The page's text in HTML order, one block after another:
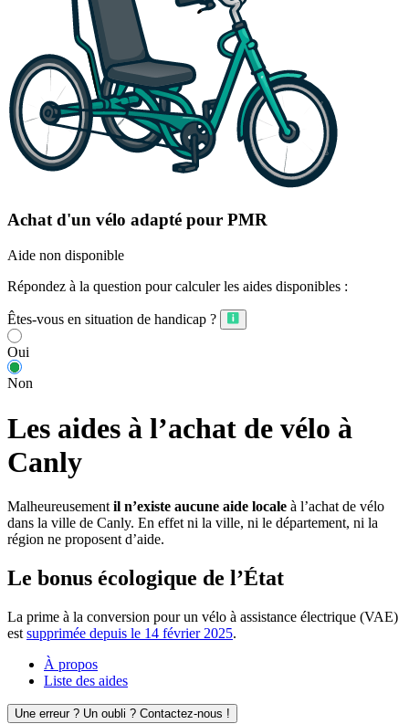
Achat d'un vélo adapté pour PMR
Aide non disponible
Répondez à la question pour calculer les aides disponibles :
Êtes-vous en situation de handicap ?
Oui
Non
Les aides à l’achat de vélo à
Canly
Malheureusement il n’existe aucune aide locale à l’achat de vélo
dans la ville de Canly. En effet ni la ville, ni le département, ni la
région ne proposent d’aide.
Le bonus écologique de l’État
La prime à la conversion pour un vélo à assistance électrique (VAE)
est supprimée depuis le 14 février 2025.
À propos
Liste des aides
Une erreur ? Un oubli ? Contactez-nous !